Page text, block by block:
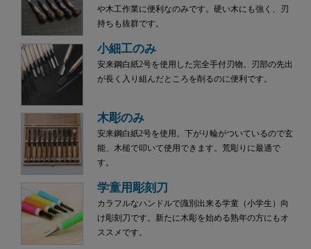
や木工作業に便利なのみです。硬い木にも強く、刃
持ちも抜群です。
小細工のみ
安来鋼白紙2号を使用した完全手付刃物。刃部の先出
が長く入り組んだところを削るのに便利です。
木彫のみ
安来鋼白紙2号を使用。下がり輪がついているので玄
能、木槌で叩いて使用できます。荒彫りに最適で
す。
学童用彫刻刀
カラフルなハンドルで識別出来る学童（小学生）向
け彫刻刀です。新たに木彫を始める熟年の方にもオ
ススメです。